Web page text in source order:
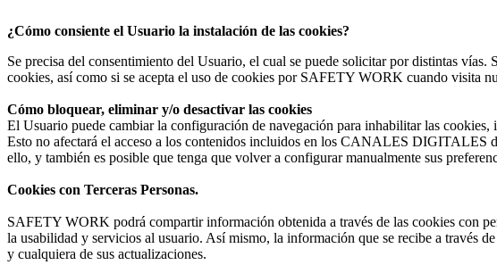
¿Cómo consiente el Usuario la instalación de las cookies?
Se precisa del consentimiento del Usuario, el cual se puede solicitar por distintas
cookies, así como si se acepta el uso de cookies por SAFETY WORK cuando
Cómo bloquear, eliminar y/o desactivar las cookies
El Usuario puede cambiar la configuración de navegación para inhabilitar las
Esto no afectará el acceso a los contenidos incluidos en los CANALES
ello, y también es posible que tenga que volver a configurar manualmente sus
Cookies con Terceras Personas.
SAFETY WORK podrá compartir información obtenida a través de las cookies con
la usabilidad y servicios al usuario. Así mismo, la información que se recibe a través
y cualquiera de sus actualizaciones.